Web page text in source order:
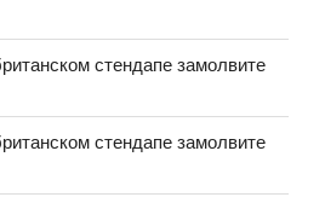
стендапе замолвите
стендапе замолвите